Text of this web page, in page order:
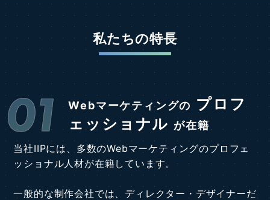
私たちの特長
01 Webマーケティングの プロフ
ェッショナル が在籍
当社IIPには、多数のWebマーケティングのプロフェ
ッショナル人材が在籍しています。
一般的な制作会社では、ディレクター・デザイナーだ